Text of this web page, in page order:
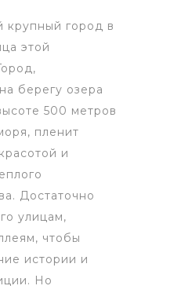
крупный город в
этой
берегу озера
500 метров
пленит
и
Достаточно
улицам,
чтобы
истории и
Но